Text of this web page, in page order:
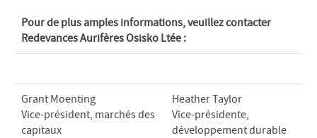
Pour de plus amples informations, veuillez contacter
Redevances Aurifères Osisko Ltée :
Grant Moenting
Vice-président, marchés des
capitaux
Heather Taylor
Vice-présidente,
développement durable